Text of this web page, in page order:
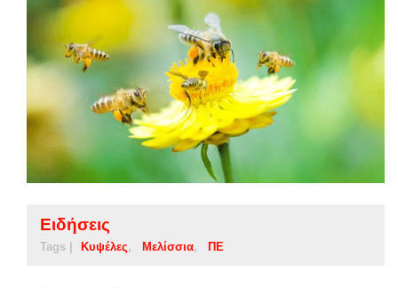
Ειδήσεις
Tags | Κυψέλες Μελίσσια ΠΕ